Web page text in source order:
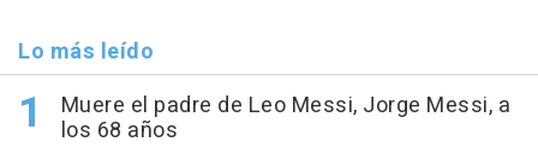
Lo más leído
Muere el padre de Leo Messi, Jorge Messi, a
los 68 años